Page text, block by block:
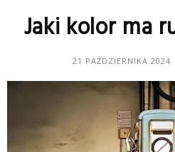
Jaki kolor ma
21 PAŹDZIERNIKA 2024